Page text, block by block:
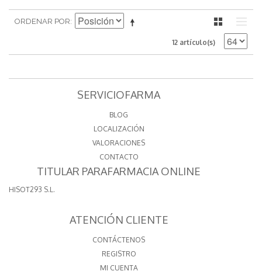
ORDENAR POR
12 artículo(s)
SERVICIOFARMA
BLOG
LOCALIZACIÓN
VALORACIONES
CONTACTO
TITULAR PARAFARMACIA ONLINE
HISOT293 S.L.
ATENCIÓN CLIENTE
CONTÁCTENOS
REGISTRO
MI CUENTA